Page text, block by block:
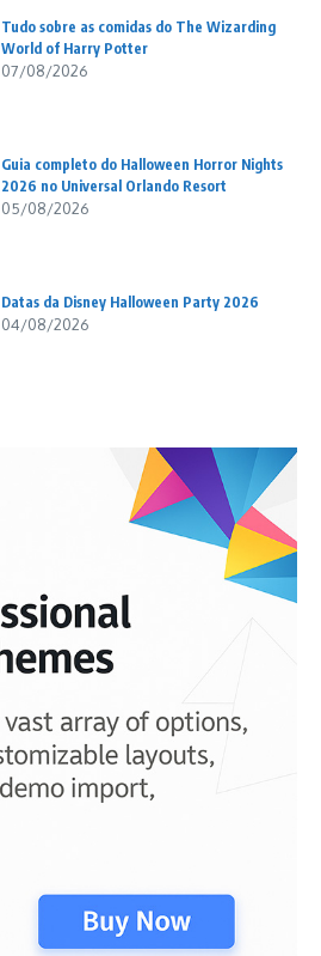
Tudo sobre as comidas do The Wizarding
World of Harry Potter
07/08/2026
Guia completo do Halloween Horror Nights
2026 no Universal Orlando Resort
05/08/2026
Datas da Disney Halloween Party 2026
04/08/2026